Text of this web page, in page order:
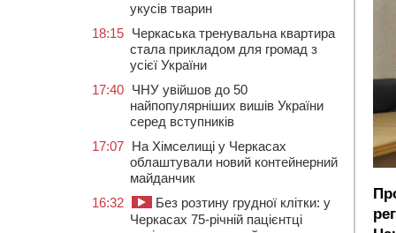
укусів тварин
18:15 Черкаська тренувальна квартира
стала прикладом для громад з
усієї України
17:40 ЧНУ увійшов до 50
найпопулярніших вишів України
серед вступників
17:07 На Хімселищі у Черкасах
облаштували новий контейнерний
майданчик
16:32
Без розтину грудної клітки: у
Черкасах 75-річній пацієнтці